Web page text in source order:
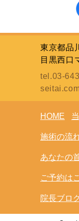
東京都品
目黒西口
tel.03-
HOME
施術の流
あなたの
ご予約は
院長ブロ